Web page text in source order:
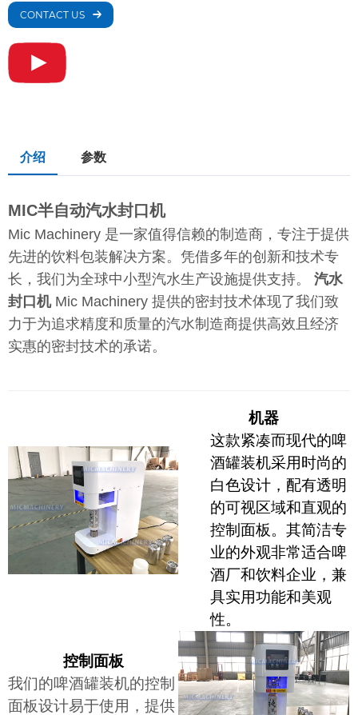
CONTACT US
介绍 参数
MIC半自动汽水封口机
Mic Machinery 是一家值得信赖的制造商，专注于提供
先进的饮料包装解决方案。凭借多年的创新和技术专
长，我们为全球中小型汽水生产设施提供支持。 汽水
封口机Mic Machinery 提供的密封技术体现了我们致
力于为追求精度和质量的汽水制造商提供高效且经济
实惠的密封技术的承诺。
机器
这款紧凑而现代的啤
酒罐装机采用时尚的
白色设计，配有透明
的可视区域和直观的
控制面板。其简洁专
业的外观非常适合啤
酒厂和饮料企业，兼
具实用功能和美观
性。
控制面板
我们的啤酒罐装机的控制
面板设计易于使用，提供